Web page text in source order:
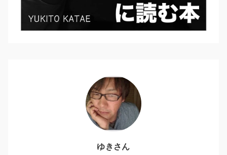
ゆきさん